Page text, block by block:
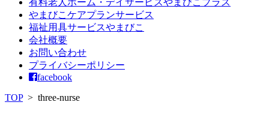
やまびこケアプランサービス
福祉用具サービスやまびこ
会社概要
お問い合わせ
プライバシーポリシー
facebook
TOP> three-nurse